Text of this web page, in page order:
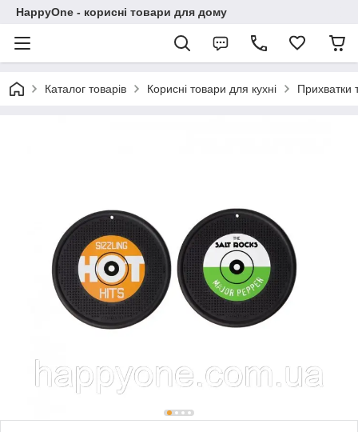
HappyOne - корисні товари для дому
Каталог товарів Корисні товари для кухні Прихватки